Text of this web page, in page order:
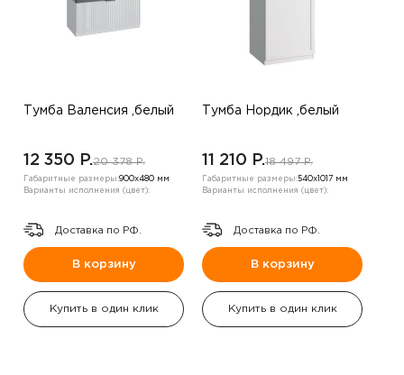
Тумба Валенсия ,белый
12 350 P.20 378 P.
Габаритные размеры:900х480 мм
Варианты исполнения (цвет):
Доставка по РФ.
В корзину
Купить в один клик
Тумба Нордик ,белый
11 210 P.18 497 P.
Габаритные размеры:540х1017 мм
Варианты исполнения (цвет):
Доставка по РФ.
В корзину
Купить в один клик